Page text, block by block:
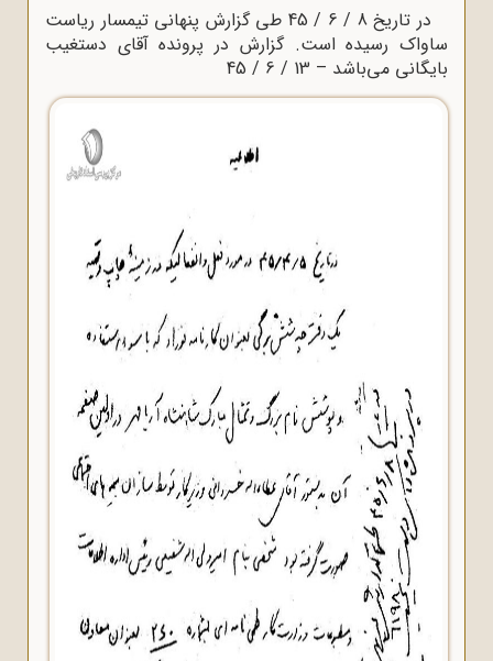
در تاریخ 8 / 6 / 45 طی گزارش پنهانی تیمسار ریاست
ساواک رسیده است. گزارش در پرونده آقای دستغیب
بایگانی می‌باشد – 13 / 6 / 45